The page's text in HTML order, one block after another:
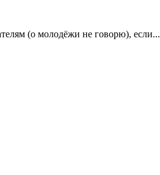
(о молодёжи не говорю), если...